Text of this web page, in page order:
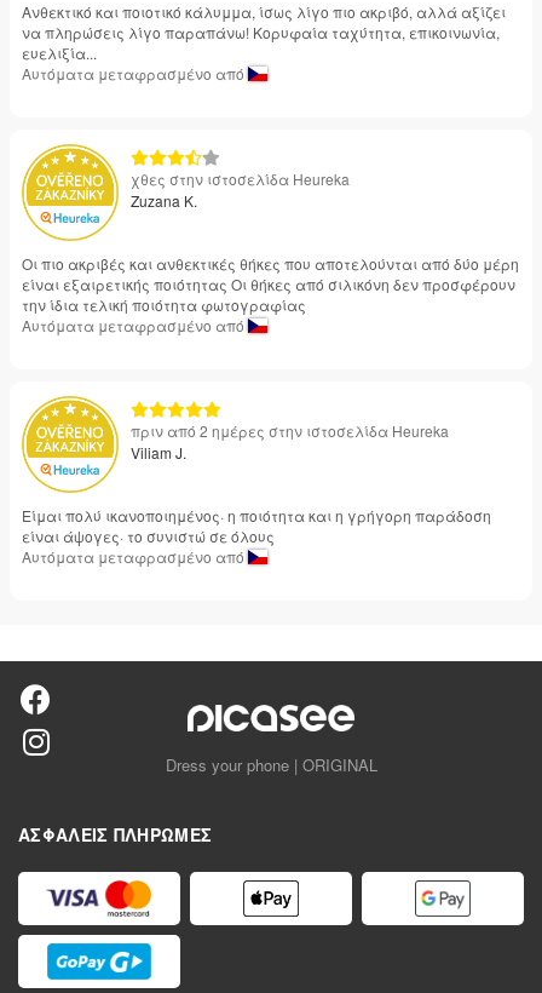
Ανθεκτικό και ποιοτικό κάλυμμα, ίσως λίγο πιο ακριβό, αλλά αξίζει
να πληρώσεις λίγο παραπάνω! Κορυφαία ταχύτητα, επικοινωνία,
ευελιξία...
Αυτόματα μεταφρασμένο από
χθες στην ιστοσελίδα Heureka
Zuzana K.
Οι πιο ακριβές και ανθεκτικές θήκες που αποτελούνται από δύο μέρη
είναι εξαιρετικής ποιότητας Οι θήκες από σιλικόνη δεν προσφέρουν
την ίδια τελική ποιότητα φωτογραφίας
Αυτόματα μεταφρασμένο από
πριν από 2 ημέρες στην ιστοσελίδα Heureka
Viliam J.
Είμαι πολύ ικανοποιημένος· η ποιότητα και η γρήγορη παράδοση
είναι άψογες· το συνιστώ σε όλους
Αυτόματα μεταφρασμένο από
Dress your phone | ORIGINAL
ΑΣΦΑΛΕΊΣ ΠΛΗΡΩΜΈΣ